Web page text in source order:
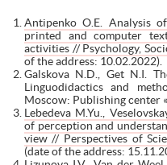
Antipenko O.E. Analysis
printed and computer
activities // Psychology,
of the address: 10.02.2022).
Galskova N.D., Get N.I.
Linguodidactics and
Moscow: Publishing center
Lebedeva M.Yu.,
of perception and
view // Perspectives of
(date of the address: